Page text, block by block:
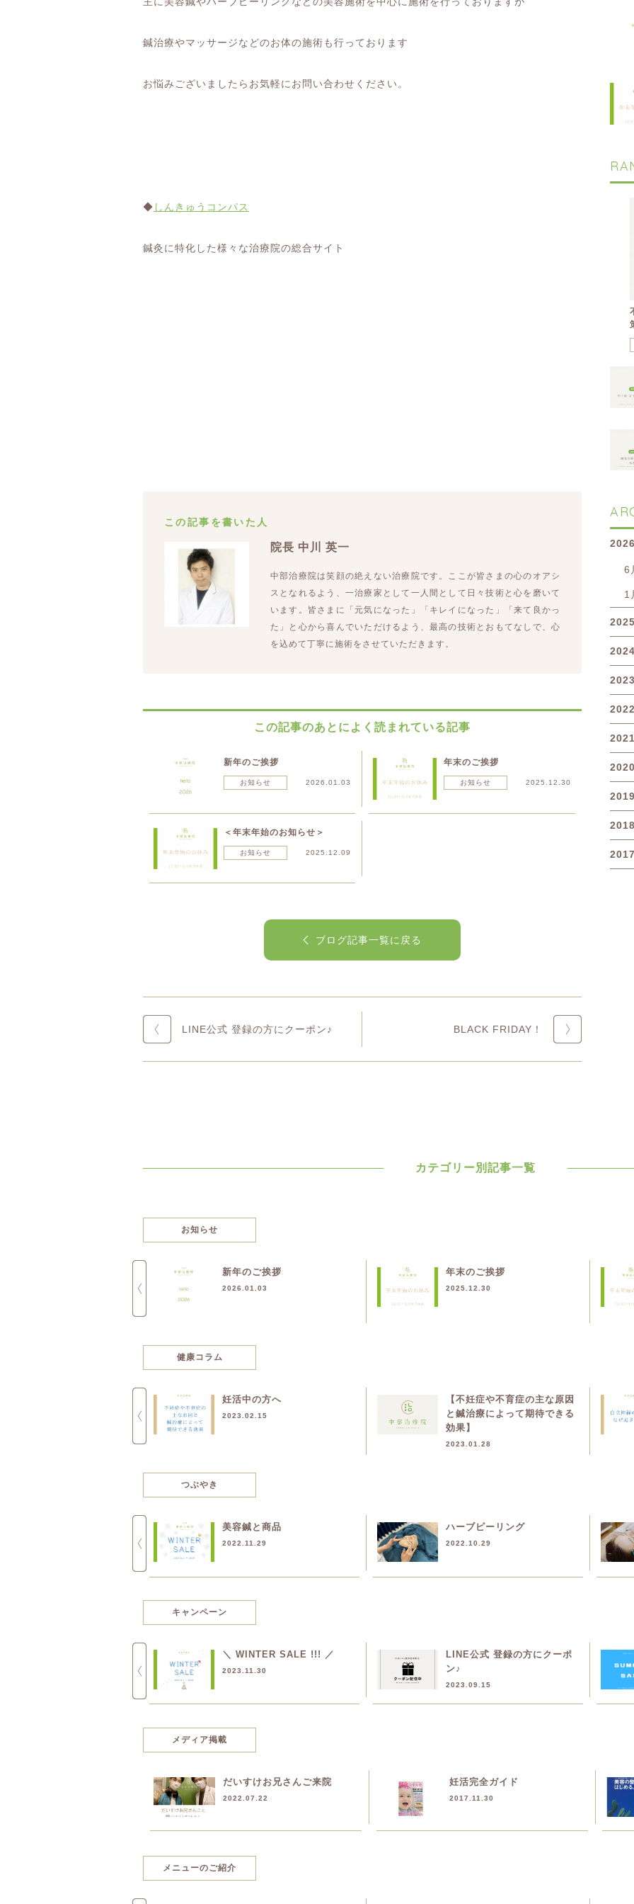
鍼治療やマッサージなどのお体の施術も行っております
お悩みございましたらお気軽にお問い合わせください。
◆ しんきゅうコンパス
鍼灸に特化した様々な治療院の総合サイト
この記事を書いた人
院長 中川 英一
中部治療院は笑顔の絶えない治療院です。ここが皆さまの心のオアシ
スとなれるよう、一治療家として一人間として日々技術と心を磨いて
います。皆さまに「元気になった」「キレイになった」「来て良かっ
た」と心から喜んでいただけるよう、最高の技術とおもてなしで、心
を込めて丁寧に施術をさせていただきます。
この記事のあとによく読まれている記事
新年のご挨拶
お知らせ 2026.01.03
年末のご挨拶
お知らせ 2025.12.30
＜年末年始のお知らせ＞
お知らせ 2025.12.09
ブログ記事一覧に戻る
LINE公式 登録の方にクーポン♪ BLACK FRIDAY！
2026
6
1
2025
2024
2023
2022
2021
2020
2019
2018
2017
カテゴリー別記事一覧
お知らせ
新年のご挨拶
2026.01.03
年末のご挨拶
2025.12.30
健康コラム
妊活中の方へ
2023.02.15
【不妊症や不育症の主な原因
と鍼治療によって期待できる
効果】
2023.01.28
つぶやき
美容鍼と商品
2022.11.29
ハーブピーリング
2022.10.29
キャンペーン
＼ WINTER SALE !!! ／
2023.11.30
LINE公式 登録の方にクーポ
ン♪
2023.09.15
メディア掲載
だいすけお兄さんご来院
2022.07.22
妊活完全ガイド
2017.11.30
メニューのご紹介